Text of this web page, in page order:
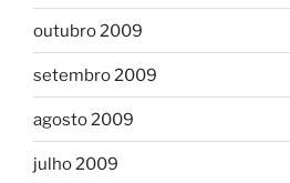
outubro 2009
setembro 2009
agosto 2009
julho 2009